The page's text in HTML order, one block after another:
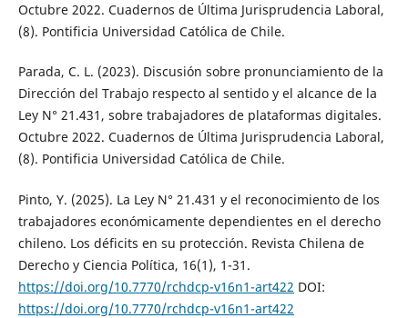
Octubre 2022. Cuadernos de Última Jurisprudencia Laboral,
(8). Pontificia Universidad Católica de Chile.
Parada, C. L. (2023). Discusión sobre pronunciamiento de la
Dirección del Trabajo respecto al sentido y el alcance de la
Ley N° 21.431, sobre trabajadores de plataformas digitales.
Octubre 2022. Cuadernos de Última Jurisprudencia Laboral,
(8). Pontificia Universidad Católica de Chile.
Pinto, Y. (2025). La Ley N° 21.431 y el reconocimiento de los
trabajadores económicamente dependientes en el derecho
chileno. Los déficits en su protección. Revista Chilena de
Derecho y Ciencia Política, 16(1), 1-31.
https://doi.org/10.7770/rchdcp-v16n1-art422 DOI:
https://doi.org/10.7770/rchdcp-v16n1-art422